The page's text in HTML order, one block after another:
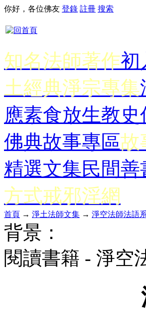
你好，各位佛友 登錄 註冊 搜索
知名法師著作初
土經典淨宗專集
應素食放生教史
佛典故事專區故
精選文集民間善
方式戒邪淫網
首頁 → 淨土法師文集 → 淨空法師法語
背景：
閱讀書籍 - 淨空